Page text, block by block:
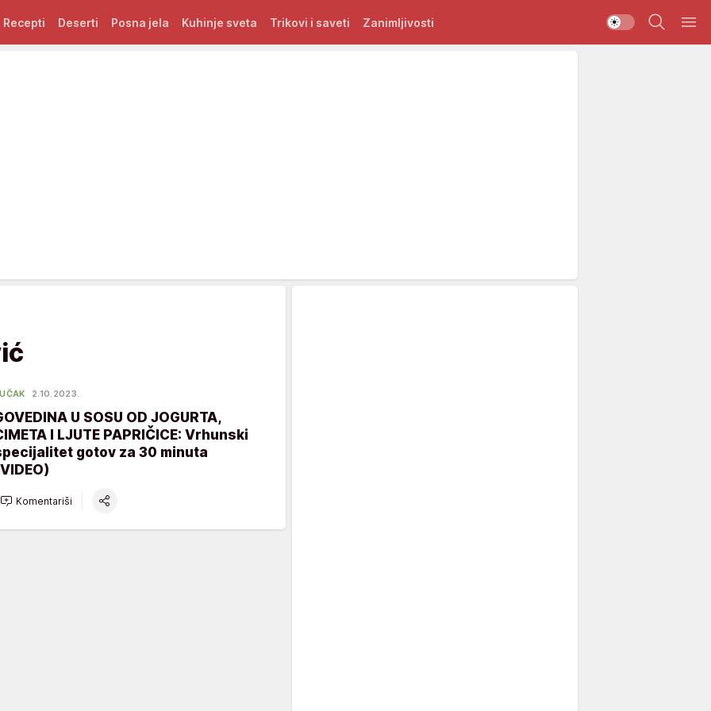
Recepti Deserti Posna jela Kuhinje sveta Trikovi i saveti Zanimljivosti
2.10.2023.
U SOSU OD JOGURTA,
I LJUTE PAPRIČICE: Vrhunski
gotov za 30 minuta
Komentariši